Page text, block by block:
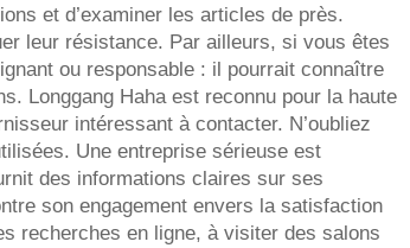
et d’examiner les articles de près.
leur résistance. Par ailleurs, si vous êtes
ou responsable : il pourrait connaître
Longgang Haha est reconnu pour la haute
intéressant à contacter. N’oubliez
Une entreprise sérieuse est
des informations claires sur ses
son engagement envers la satisfaction
recherches en ligne, à visiter des salons